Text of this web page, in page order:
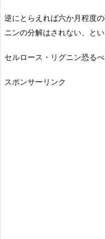
逆にとらえれば六か月程度
ニンの分解はされない、とい
セルロース・リグニン恐る
スポンサーリンク